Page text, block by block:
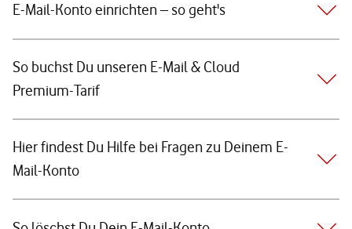
E-Mail-Konto einrichten – so geht's
So buchst Du unseren E-Mail & Cloud
Premium-Tarif
Hier findest Du Hilfe bei Fragen zu Deinem E-
Mail-Konto